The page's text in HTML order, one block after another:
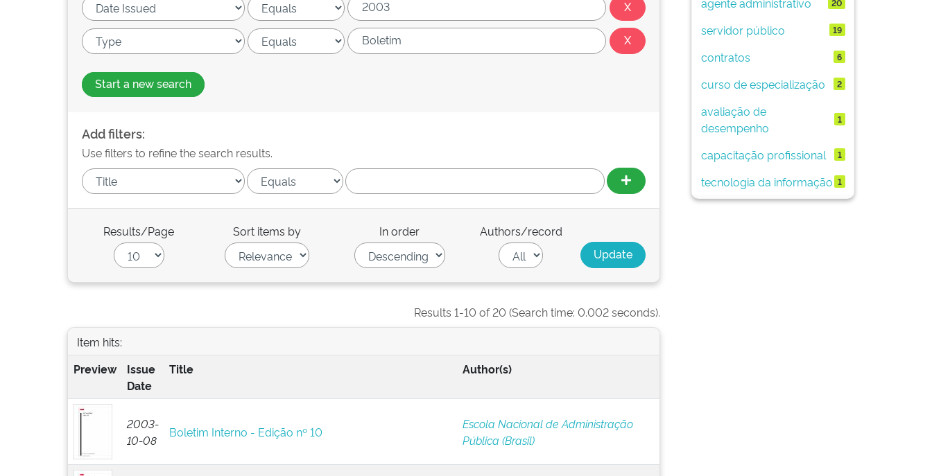
Start a new search
Add filters:
Use filters to refine the search results.
Results/Page Sort items by In order Authors/record
Results 1-10 of 20 (Search time: 0.002 seconds).
Item hits:
Preview
Issue
Date
Title Author(s)
2003-
10-08
Boletim Interno - Edição nº 10
Escola Nacional de Administração
Pública (Brasil)
servidor público 19
contratos 6
curso de especialização 2
avaliação de
desempenho
1
capacitação profissional 1
tecnologia da informação 1